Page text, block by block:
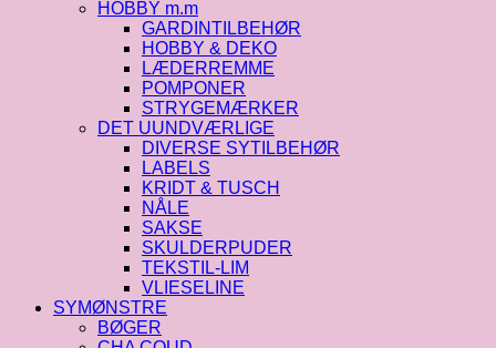
HOBBY m.m
GARDINTILBEHØR
HOBBY & DEKO
LÆDERREMME
POMPONER
STRYGEMÆRKER
DET UUNDVÆRLIGE
DIVERSE SYTILBEHØR
LABELS
KRIDT & TUSCH
NÅLE
SAKSE
SKULDERPUDER
TEKSTIL-LIM
VLIESELINE
SYMØNSTRE
BØGER